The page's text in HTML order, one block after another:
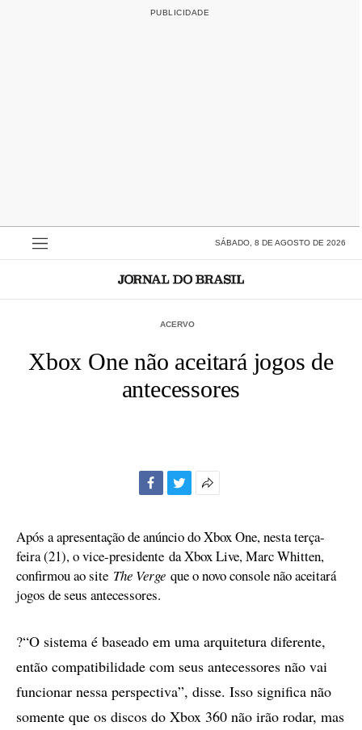
SÁBADO, 8 DE AGOSTO DE 2026
ACERVO
Xbox One não aceitará jogos de
antecessores
compartilhamento
Após a apresentação de anúncio do Xbox One, nesta terça-
feira (21), o vice-presidente da Xbox Live, Marc Whitten,
confirmou ao site The Verge que o novo console não aceitará
jogos de seus antecessores.
?“O sistema é baseado em uma arquitetura diferente,
então compatibilidade com seus antecessores não vai
funcionar nessa perspectiva”, disse. Isso significa não
somente que os discos do Xbox 360 não irão rodar, mas